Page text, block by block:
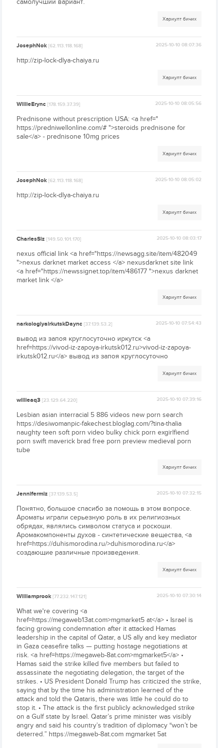
самолучший вариант.
Хариулт бичих
JosephNok[62.113.118.168] 2025-10-10 08:07:36
http://zip-lock-dlya-chaiya.ru
Хариулт бичих
WillieErync[178.159.37.39] 2025-10-10 08:05:56
Prednisone without prescription USA: <a href="
https://predniwellonline.com/# ">steroids prednisone for
sale</a> - prednisone 10mg prices
Хариулт бичих
JosephNok[62.113.118.168] 2025-10-10 08:05:02
http://zip-lock-dlya-chaiya.ru
Хариулт бичих
CharlesSiz[149.50.101.170] 2025-10-10 08:03:17
nexus official link <a href="https://newsagg.site/item/482049
">nexus darknet market access </a> nexusdarknet site link
<a href="https://newssignet.top/item/486177 ">nexus darknet
market link </a>
Хариулт бичих
narkologiyairkutskDaync[37.139.53.2] 2025-10-10 07:54:43
вывод из запоя круглосуточно иркутск <a
href=https://vivod-iz-zapoya-irkutsk012.ru>vivod-iz-zapoya-
irkutsk012.ru</a> вывод из запоя круглосуточно
Хариулт бичих
willieaq3[23.129.64.220] 2025-10-10 07:39:16
Lesbian asian interracial 5 886 videos new porn search
https://desiwomanpic-fakechest.bloglag.com/?tina-thalia
naughty teen soft porn video bulky chick porn exgirlfiend
porn swift maverick brad free porn preview medieval porn
tube
Хариулт бичих
Jennifermiz[37.139.53.5] 2025-10-10 07:32:15
Понятно, большое спасибо за помощь в этом вопросе.
Ароматы играли серьезную роль в их религиозных
обрядах, являлись символом статуса и роскоши.
Аромакомпоненты духов - синтетические вещества, <a
href=https://duhismorodina.ru/>duhismorodina.ru</a>
создающие различные произведения.
Хариулт бичих
Williamprook[77.232.147.121] 2025-10-10 07:30:14
What we're covering <a
href=https://megaweb13at.com>mgmarket5 at</a> • Israel is
facing growing condemnation after it attacked Hamas
leadership in the capital of Qatar, a US ally and key mediator
in Gaza ceasefire talks — putting hostage negotiations at
risk. <a href=https://megaweb-8at.com>mgmarket5</a> •
Hamas said the strike killed five members but failed to
assassinate the negotiating delegation, the target of the
strikes. • US President Donald Trump has criticized the strike,
saying that by the time his administration learned of the
attack and told the Qataris, there was little he could do to
stop it. • The attack is the first publicly acknowledged strike
on a Gulf state by Israel. Qatar’s prime minister was visibly
angry and said his country’s tradition of diplomacy “won’t be
deterred.” https://megaweb-8at.com mgmarket 5at